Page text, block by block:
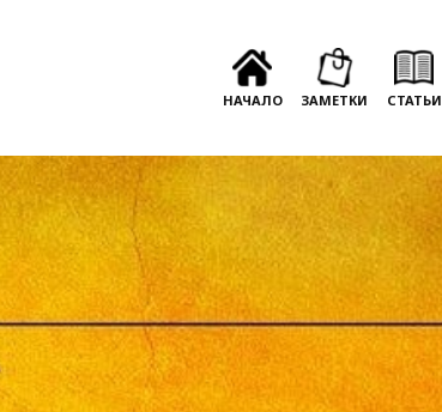
НАЧАЛО ЗАМЕТКИ СТАТЬИ